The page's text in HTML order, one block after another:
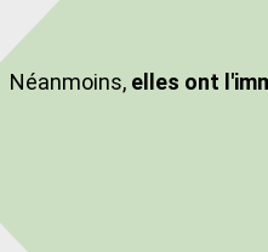
Néanmoins, elles ont